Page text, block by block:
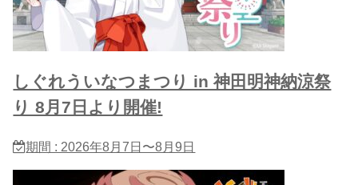
しぐれういなつまつり in 神田明神納涼祭
り 8月7日より開催!
期間 : 2026年8月7日〜8月9日